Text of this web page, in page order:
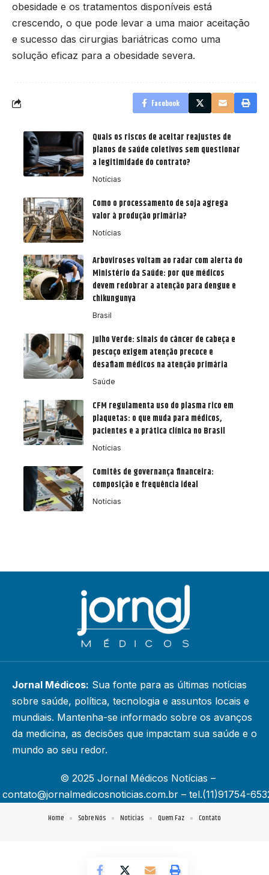
obesidade e os tratamentos disponíveis está
crescendo, o que pode levar a uma maior aceitação
e sucesso das cirurgias bariátricas como uma
solução eficaz para a obesidade severa.
Facebook
Quais os riscos de aceitar reajustes de
planos de saúde coletivos sem questionar
a legitimidade do contrato?
Notícias
Como o processamento de soja agrega
valor à produção primária?
Notícias
Arboviroses voltam ao radar com alerta do
Ministério da Saúde: por que médicos
devem redobrar a atenção para dengue e
chikungunya
Brasil
Julho Verde: sinais do câncer de cabeça e
pescoço exigem atenção precoce e
desafiam médicos na atenção primária
Saúde
CFM regulamenta uso do plasma rico em
plaquetas: o que muda para médicos,
pacientes e a prática clínica no Brasil
Notícias
Comitês de governança financeira:
composição e frequência ideal
Notícias
Jornal Médicos: Sua fonte para as últimas notícias
sobre saúde, política, tecnologia e assuntos locais e
mundiais. Mantenha-se informado sobre os avanços
da medicina, as decisões que impactam sua saúde e o
mundo ao seu redor.
© 2025 Jornal Médicos Notícias –
contato@jornalmedicosnoticias.com.br – tel.(11)91754-
Home Sobre Nós Notícias Quem Faz Contato